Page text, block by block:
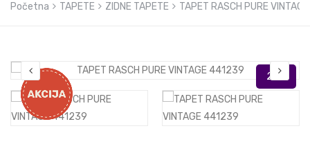
Početna TAPETE ZIDNE TAPETE TAPET RASCH PURE